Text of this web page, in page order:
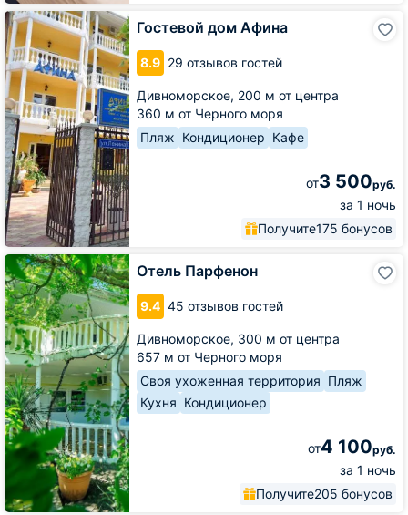
Гостевой дом Афина
8.9 29 отзывов гостей
Дивноморское, 200 м от центра
360 м от Черного моря
Пляж Кондиционер Кафе
от3 500руб.
за 1 ночь
Получите175 бонусов
Гостевой
дом
Афина
Отель Парфенон
9.4 45 отзывов гостей
Дивноморское, 300 м от центра
657 м от Черного моря
Своя ухоженная территория Пляж
Кухня Кондиционер
от4 100руб.
за 1 ночь
Получите205 бонусов
Отель
Парфенон